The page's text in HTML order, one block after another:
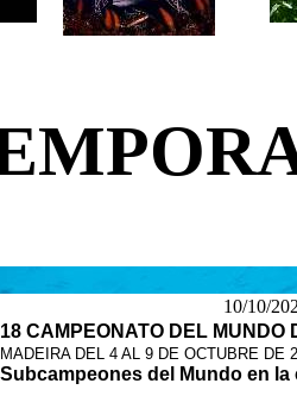
10/10/
18 CAMPEONATO DEL
MADEIRA DEL 4 AL 9 DE OCTUBRE DE
Subcampeones del Mundo en